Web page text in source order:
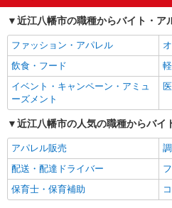
経験者・有資格者歓迎
女性活躍中
フリーター歓迎
ブランクOK
エルダー（50代～）活躍中
高収入・高額
昇給あり
フルタイム歓迎
駅直結・駅チカ
バイク通勤OK
近江八幡市の職種からバイト・ア
ファッション・アパレル
飲食・フード
イベント・キャンペーン・アミュ
ーズメント
近江八幡市の人気の職種からバイ
アパレル販売
配送・配達ドライバー
保育士・保育補助